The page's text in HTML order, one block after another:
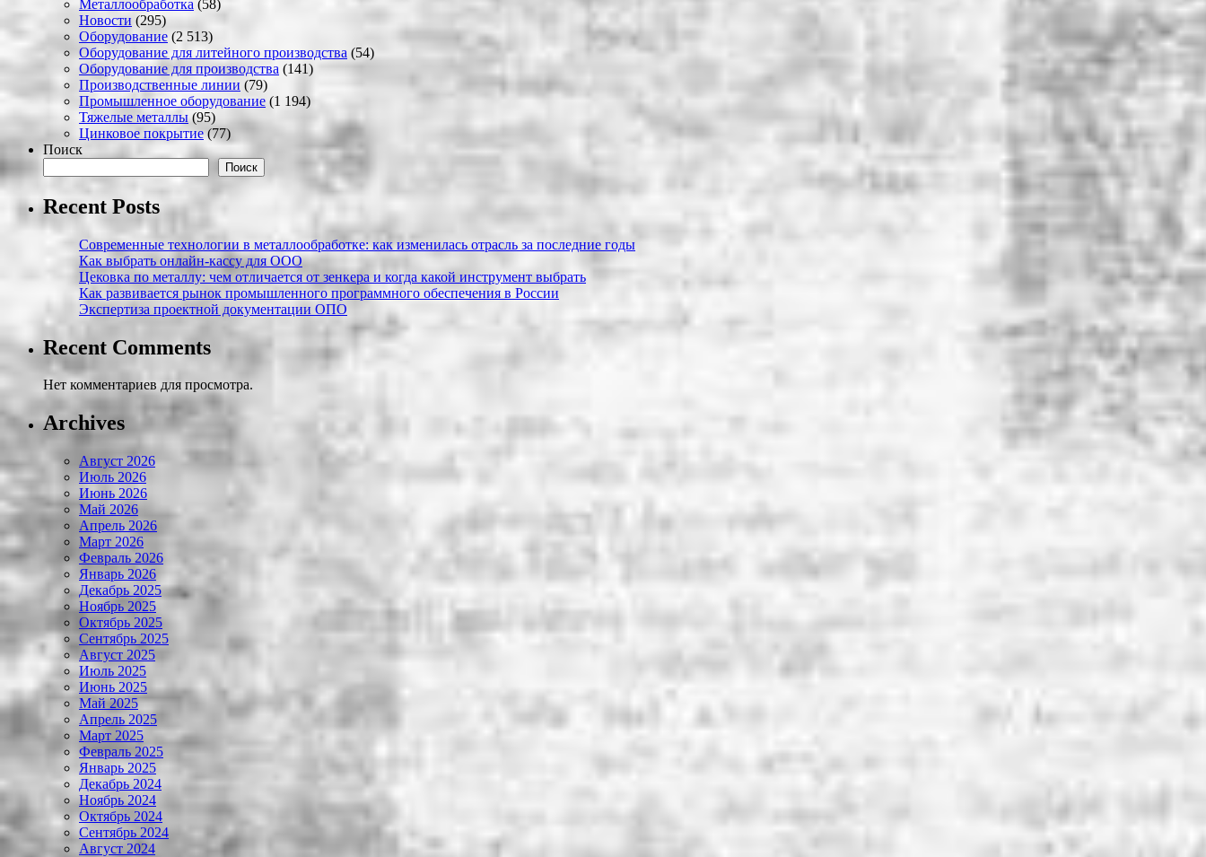
Металлообработка (58)
Новости (295)
Оборудование (2 513)
Оборудование для литейного производства (54)
Оборудование для производства (141)
Производственные линии (79)
Промышленное оборудование (1 194)
Тяжелые металлы (95)
Цинковое покрытие(77)
Поиск
Поиск
Recent Posts
Современные технологии в металлообработке: как изменилась отрасль за последние годы
Как выбрать онлайн-кассу для ООО
Цековка по металлу: чем отличается от зенкера и когда какой инструмент выбрать
Как развивается рынок промышленного программного обеспечения в России
Экспертиза проектной документации ОПО
Recent Comments
Нет комментариев для просмотра.
Archives
Август 2026
Июль 2026
Июнь 2026
Май 2026
Апрель 2026
Март 2026
Февраль 2026
Январь 2026
Декабрь 2025
Ноябрь 2025
Октябрь 2025
Сентябрь 2025
Август 2025
Июль 2025
Июнь 2025
Май 2025
Апрель 2025
Март 2025
Февраль 2025
Январь 2025
Декабрь 2024
Ноябрь 2024
Октябрь 2024
Сентябрь 2024
Август 2024